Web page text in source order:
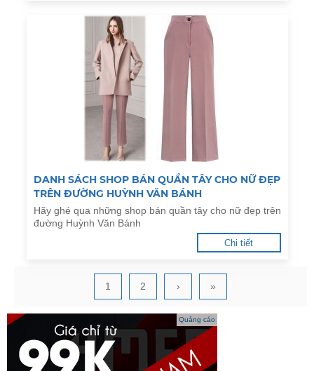
DANH SÁCH SHOP BÁN QUẦN TÂY CHO NỮ ĐẸP
TRÊN ĐƯỜNG HUỲNH VĂN BÁNH
Hãy ghé qua những shop bán quần tây cho nữ đẹp trên
đường Huỳnh Văn Bánh
Chi tiết
1 2 › »
Quảng cáo